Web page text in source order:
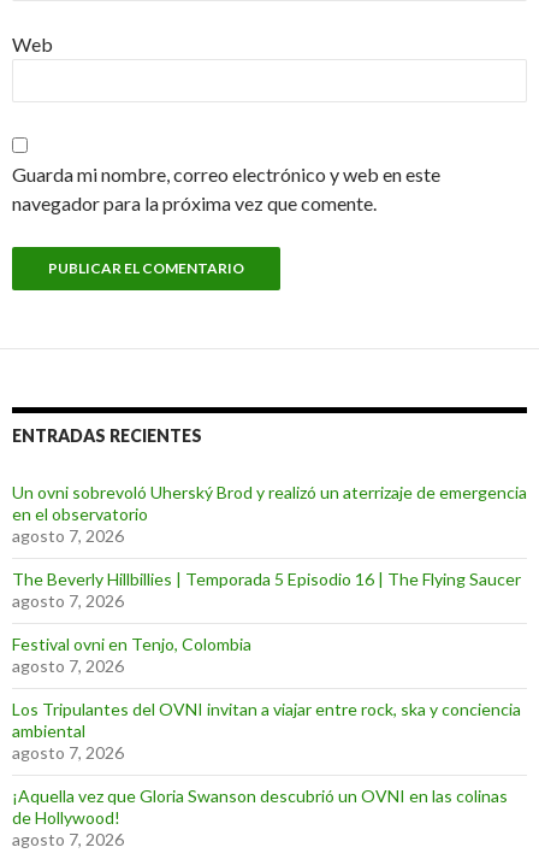
Web
Guarda mi nombre, correo electrónico y web en este
navegador para la próxima vez que comente.
ENTRADAS RECIENTES
Un ovni sobrevoló Uherský Brod y realizó un aterrizaje de emergencia
en el observatorio
agosto 7, 2026
The Beverly Hillbillies | Temporada 5 Episodio 16 | The Flying Saucer
agosto 7, 2026
Festival ovni en Tenjo, Colombia
agosto 7, 2026
Los Tripulantes del OVNI invitan a viajar entre rock, ska y conciencia
ambiental
agosto 7, 2026
¡Aquella vez que Gloria Swanson descubrió un OVNI en las colinas
de Hollywood!
agosto 7, 2026